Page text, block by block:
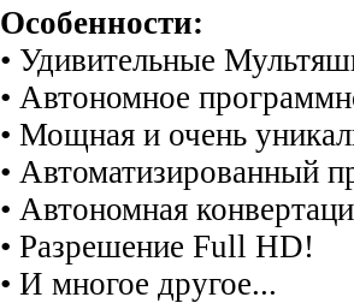
Особенности:
• Удивительные
• Автономное
• Мощная и очень
• Автоматизированный
• Автономная
• Разрешение Full HD!
• И многое другое...